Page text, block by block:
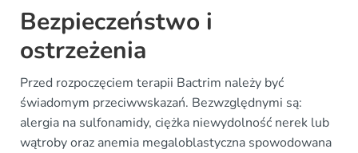
Bezpieczeństwo i
ostrzeżenia
Przed rozpoczęciem terapii Bactrim należy być
świadomym przeciwwskazań. Bezwzględnymi są:
alergia na sulfonamidy, ciężka niewydolność nerek lub
wątroby oraz anemia megaloblastyczna spowodowana